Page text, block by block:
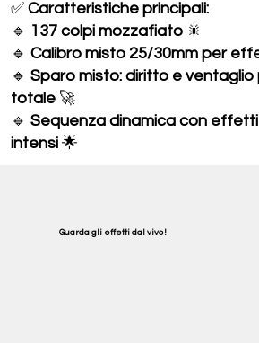
✅ Caratteristiche principali:
🔹 137 colpi mozzafiato🎇
🔹 Calibro misto 25/30mm per
🔹 Sparo misto: diritto e ventaglio
totale🚀
🔹 Sequenza dinamica con effetti
intensi🌟
Guarda gli effetti dal vivo !